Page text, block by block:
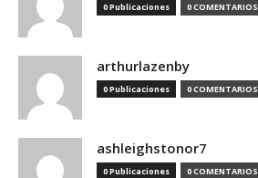
0 Publicaciones 0 COMENTARIOS
arthurlazenby
0 Publicaciones 0 COMENTARIOS
ashleighstonor7
0 Publicaciones 0 COMENTARIOS